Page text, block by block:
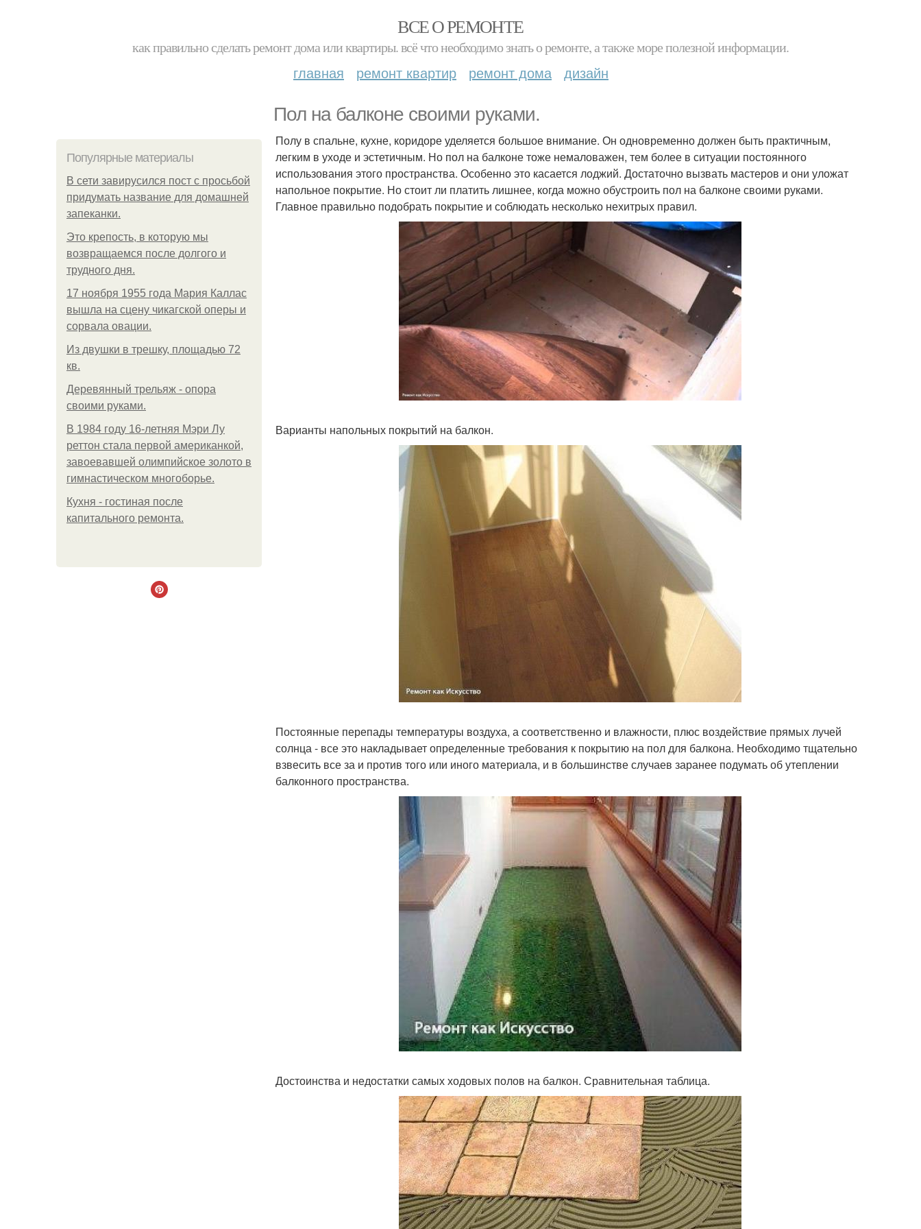
ВСЕ О РЕМОНТЕ
как правильно сделать ремонт дома или квартиры. всё что необходимо знать о ремонте, а также море полезной информации.
главная ремонт квартир ремонт дома дизайн
Пол на балконе своими руками.
Популярные материалы
В сети завирусился пост с просьбой
придумать название для домашней
запеканки.
Это крепость, в которую мы
возвращаемся после долгого и
трудного дня.
17 ноября 1955 года Мария Каллас
вышла на сцену чикагской оперы и
сорвала овации.
Из двушки в трешку, площадью 72
кв.
Деревянный трельяж - опора
своими руками.
В 1984 году 16-летняя Мэри Лу
реттон стала первой американкой,
завоевавшей олимпийское золото в
гимнастическом многоборье.
Кухня - гостиная после
капитального ремонта.
Полу в спальне, кухне, коридоре уделяется большое внимание. Он одновременно должен быть практичным,
легким в уходе и эстетичным. Но пол на балконе тоже немаловажен, тем более в ситуации постоянного
использования этого пространства. Особенно это касается лоджий. Достаточно вызвать мастеров и они уложат
напольное покрытие. Но стоит ли платить лишнее, когда можно обустроить пол на балконе своими руками.
Главное правильно подобрать покрытие и соблюдать несколько нехитрых правил.
Варианты напольных покрытий на балкон.
Постоянные перепады температуры воздуха, а соответственно и влажности, плюс воздействие прямых лучей
солнца - все это накладывает определенные требования к покрытию на пол для балкона. Необходимо тщательно
взвесить все за и против того или иного материала, и в большинстве случаев заранее подумать об утеплении
балконного пространства.
Достоинства и недостатки самых ходовых полов на балкон. Сравнительная таблица.